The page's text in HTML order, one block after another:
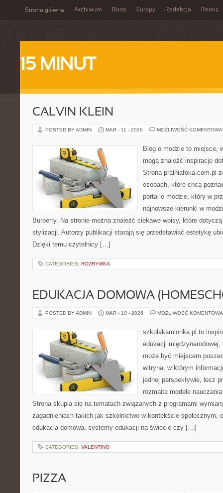
Strona główna Archiwum Bodo Europy Redakcja Remis
15 MINUT
CALVIN KLEIN
POSTED BY ADMIN MAR - 11 - 2026 MOŻLIWOŚĆ
Blog o modzie to miejsce,
mogą znaleźć inspiracje
Strona pralniafoka.com.pl
osobach, które chcą
portal o modzie, który w
najnowsze kierunki w
Burberry. Na stronie można znaleźć ciekawe wpisy, które
stylizacji. Autorzy publikacji starają się przedstawiać estetykę
Dzięki temu czytelnicy […]
CATEGORIES: ROZRYWKA
EDUKACJA DOMOWA
POSTED BY ADMIN MAR - 10 - 2026 MOŻLIWOŚĆ
szkolakamionka.pl to
edukacji
może być miejscem
witryna, w którym
jednej perspektywie, lecz
rozmaite modele
Strona skupia się na tematach związanych z programami
zagadnieniach takich jak szkolnictwo w kontekście społecznym,
edukacja domowa, systemy edukacji na świecie czy […]
CATEGORIES: VALENTINO
PIZZA